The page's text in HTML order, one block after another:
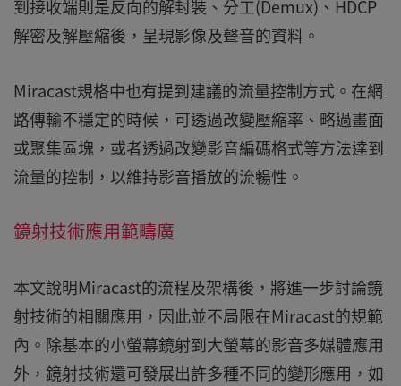
到接收端則是反向的解封裝、分工(Demux)、HDCP
解密及解壓縮後，呈現影像及聲音的資料。
Miracast規格中也有提到建議的流量控制方式。在網
路傳輸不穩定的時候，可透過改變壓縮率、略過畫面
或聚集區塊，或者透過改變影音編碼格式等方法達到
流量的控制，以維持影音播放的流暢性。
鏡射技術應用範疇廣
本文說明Miracast的流程及架構後，將進一步討論鏡
射技術的相關應用，因此並不局限在Miracast的規範
內。除基本的小螢幕鏡射到大螢幕的影音多媒體應用
外，鏡射技術還可發展出許多種不同的變形應用，如